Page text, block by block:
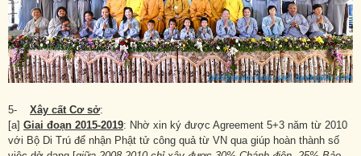
5- Xây cất Cơ sở:
[a] Giai đoạn 2015-2019: Nhờ xin ký được Agreement 5+3 năm từ 2010
với Bộ Di Trú để nhận Phật tử công quả từ VN qua giúp hoàn thành số